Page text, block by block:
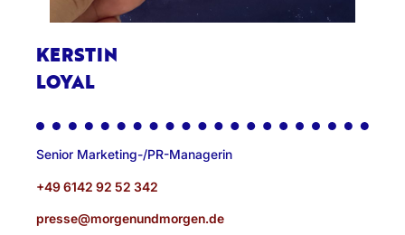
KERSTIN
LOYAL
Senior Marketing-/PR-Managerin
+49 6142 92 52 342
presse@morgenundmorgen.de